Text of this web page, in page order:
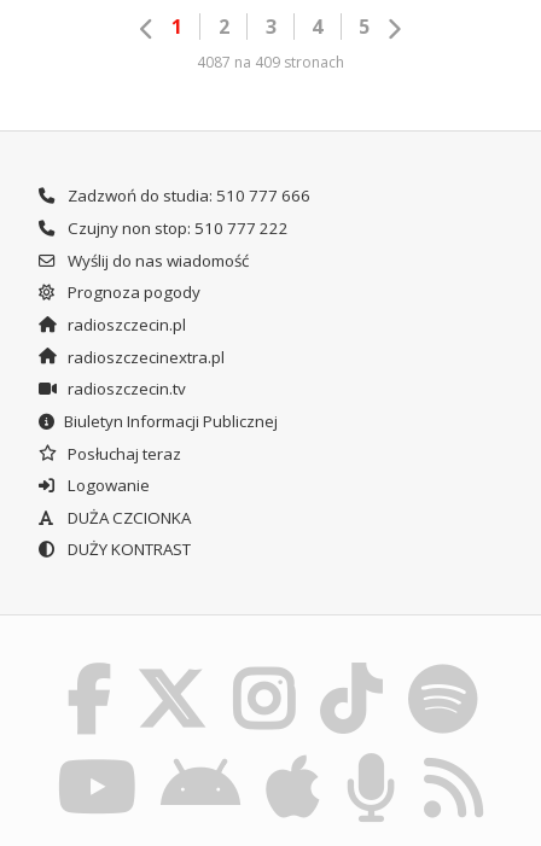
1 2 3 4 5
4087 na 409 stronach
Zadzwoń do studia: 510 777 666
Czujny non stop: 510 777 222
Wyślij do nas wiadomość
Prognoza pogody
radioszczecin.pl
radioszczecinextra.pl
radioszczecin.tv
Biuletyn Informacji Publicznej
Posłuchaj teraz
Logowanie
DUŻA CZCIONKA
DUŻY KONTRAST